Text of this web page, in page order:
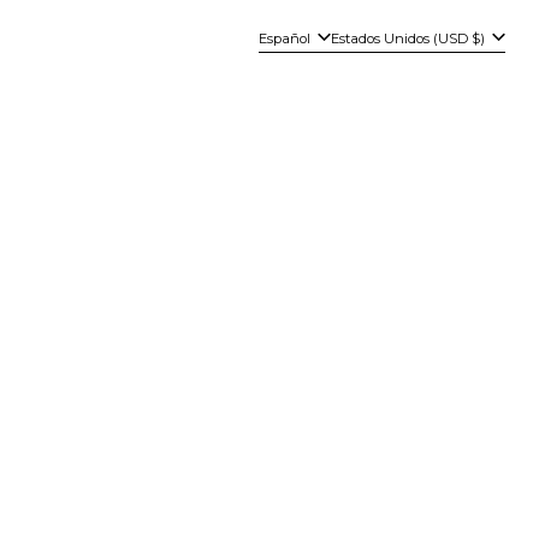
Idioma
Español País/región Estados Unidos (USD $)